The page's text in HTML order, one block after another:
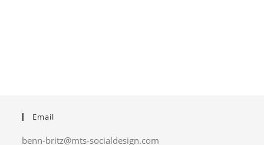
Email
benn-britz@mts-socialdesign.com